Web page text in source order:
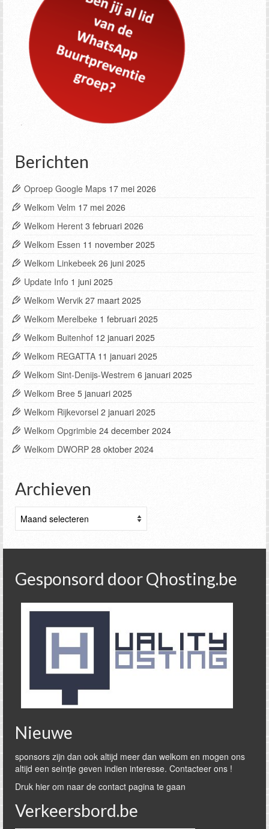
Berichten
Oproep Google Maps 17 mei 2026
Welkom Velm 17 mei 2026
Welkom Herent 3 februari 2026
Welkom Essen 11 november 2025
Welkom Linkebeek 26 juni 2025
Update Info 1 juni 2025
Welkom Wervik 27 maart 2025
Welkom Merelbeke 1 februari 2025
Welkom Buitenhof 12 januari 2025
Welkom REGATTA 11 januari 2025
Welkom Sint-Denijs-Westrem 6 januari 2025
Welkom Bree 5 januari 2025
Welkom Rijkevorsel 2 januari 2025
Welkom Opgrimbie 24 december 2024
Welkom DWORP 28 oktober 2024
Archieven
Gesponsord door Qhosting.be
Nieuwe
sponsors zijn dan ook altijd meer dan welkom en mogen ons
altijd een seintje geven indien interesse. Contacteer ons !
Druk hier om naar de contact pagina te gaan
Verkeersbord.be